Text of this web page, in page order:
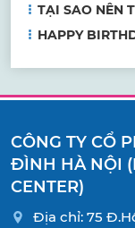
TẠI SAO NÊN
HAPPY
CÔNG TY CỔ
ĐÌNH HÀ NỘI
CENTER)
Địa chỉ: 75